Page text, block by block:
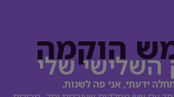
הוקמה
שלי
ידעתי, אני פה לשנות.